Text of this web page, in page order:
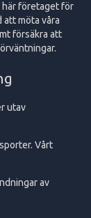
här företaget för
möta våra
försäkra att
utav
Vårt
av